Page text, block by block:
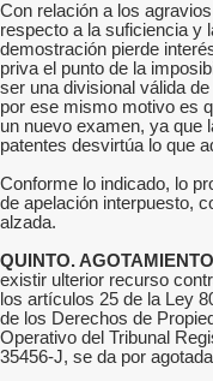
Con relación a los
respecto a la suficiencia y
demostración pierde
priva el punto de la
ser una divisional válida
por ese mismo motivo es
un nuevo examen, ya que
patentes desvirtúa lo que
Conforme lo indicado, lo
de apelación interpuesto,
alzada.
QUINTO.
existir ulterior recurso
los artículos 25 de la Ley
de los Derechos de
Operativo del Tribunal
35456-J, se da por